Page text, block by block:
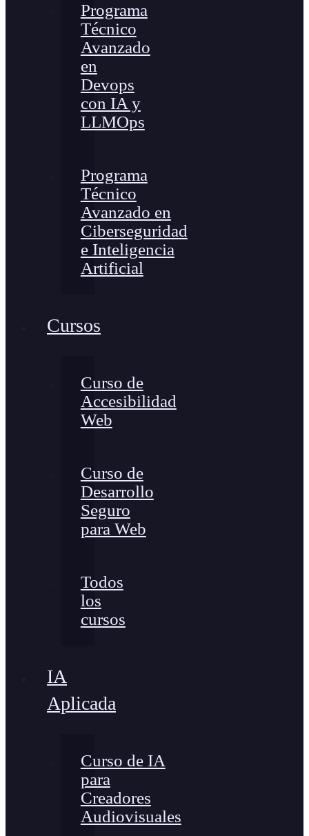
Programa
Técnico
Avanzado
en
Devops
con IA y
LLMOps
Programa
Técnico
Avanzado en
Ciberseguridad
e Inteligencia
Artificial
Cursos
Curso de
Accesibilidad
Web
Curso de
Desarrollo
Seguro
para Web
Todos
los
cursos
IA
Aplicada
Curso de IA
para
Creadores
Audiovisuales